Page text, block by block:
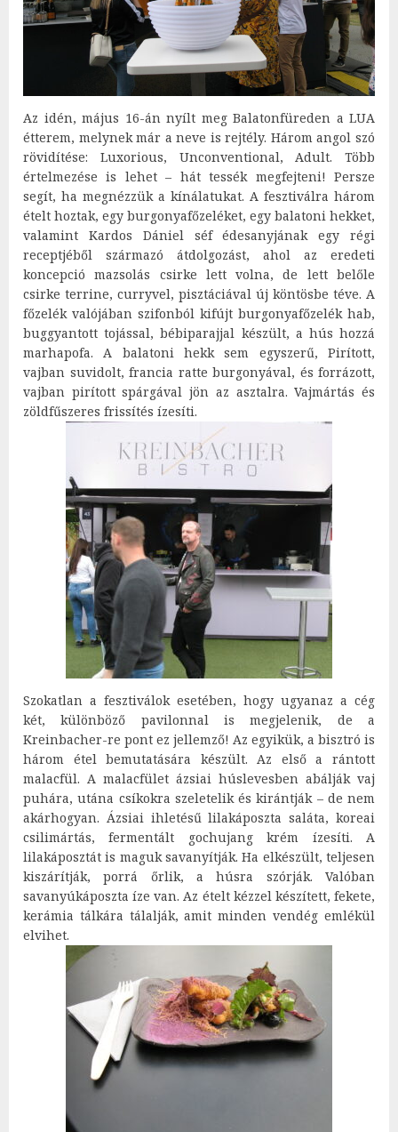
Az idén, május 16-án nyílt meg Balatonfüreden a LUA
étterem, melynek már a neve is rejtély. Három angol szó
rövidítése: Luxorious, Unconventional, Adult. Több
értelmezése is lehet – hát tessék megfejteni! Persze
segít, ha megnézzük a kínálatukat. A fesztiválra három
ételt hoztak, egy burgonyafőzeléket, egy balatoni hekket,
valamint Kardos Dániel séf édesanyjának egy régi
receptjéből származó átdolgozást, ahol az eredeti
koncepció mazsolás csirke lett volna, de lett belőle
csirke terrine, curryvel, pisztáciával új köntösbe téve. A
főzelék valójában szifonból kifújt burgonyafőzelék hab,
buggyantott tojással, bébiparajjal készült, a hús hozzá
marhapofa. A balatoni hekk sem egyszerű, Pirított,
vajban suvidolt, francia ratte burgonyával, és forrázott,
vajban pirított spárgával jön az asztalra. Vajmártás és
zöldfűszeres frissítés ízesíti.
Szokatlan a fesztiválok esetében, hogy ugyanaz a cég
két, különböző pavilonnal is megjelenik, de a
Kreinbacher-re pont ez jellemző! Az egyikük, a bisztró is
három étel bemutatására készült. Az első a rántott
malacfül. A malacfület ázsiai húslevesben abálják vaj
puhára, utána csíkokra szeletelik és kirántják – de nem
akárhogyan. Ázsiai ihletésű lilakáposzta saláta, koreai
csilimártás, fermentált gochujang krém ízesíti. A
lilakáposztát is maguk savanyítják. Ha elkészült, teljesen
kiszárítják, porrá őrlik, a húsra szórják. Valóban
savanyúkáposzta íze van. Az ételt kézzel készített, fekete,
kerámia tálkára tálalják, amit minden vendég emlékül
elvihet.